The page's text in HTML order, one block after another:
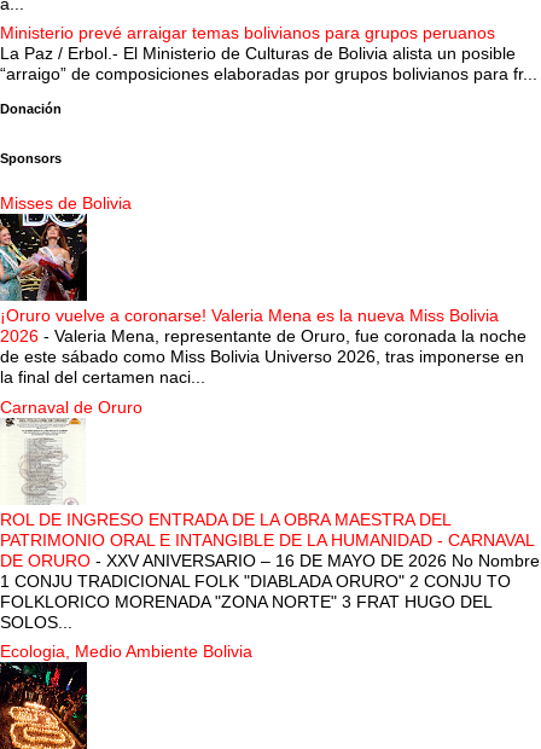
a...
Ministerio prevé arraigar temas bolivianos para grupos peruanos
La Paz / Erbol.- El Ministerio de Culturas de Bolivia alista un posible
“arraigo” de composiciones elaboradas por grupos bolivianos para fr...
Donación
Sponsors
Misses de Bolivia
¡Oruro vuelve a coronarse! Valeria Mena es la nueva Miss Bolivia
2026 - Valeria Mena, representante de Oruro, fue coronada la noche
de este sábado como Miss Bolivia Universo 2026, tras imponerse en
la final del certamen naci...
Carnaval de Oruro
ROL DE INGRESO ENTRADA DE LA OBRA MAESTRA DEL
PATRIMONIO ORAL E INTANGIBLE DE LA HUMANIDAD - CARNAVAL
DE ORURO - XXV ANIVERSARIO – 16 DE MAYO DE 2026 No Nombre
1 CONJU TRADICIONAL FOLK "DIABLADA ORURO" 2 CONJU TO
FOLKLORICO MORENADA "ZONA NORTE" 3 FRAT HUGO DEL
SOLOS...
Ecologia, Medio Ambiente Bolivia